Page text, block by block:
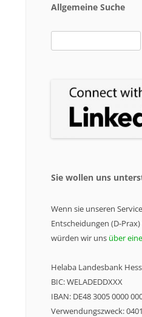
Allgemeine Suche
nach:
Sie wollen uns
Wenn sie unseren
Entscheidungen (D-
würden wir uns über
Helaba Landesbank
BIC: WELADEDDXXX
IBAN: DE48 3005 0000
Verwendungszweck: